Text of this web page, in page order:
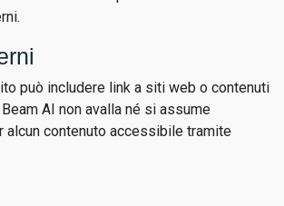
può includere link a siti web o contenuti
AI non avalla né si assume
alcun contenuto accessibile tramite